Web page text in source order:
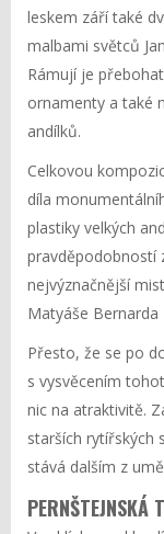
leskem září také
malbami světců
Rámují je
ornamenty a také
andílků.
Celkovou
díla
plastiky velkých
pravděpodobností
nejvýznačnější
Matyáše Bernarda
Přesto, že se po
s vysvěcením
nic na atraktivitě.
starších rytířských
stává dalším z
PERNŠTEJNSKÁ